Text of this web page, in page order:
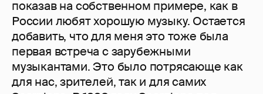
показав на собственном примере, как в
России любят хорошую музыку. Остается
добавить, что для меня это тоже была
первая встреча с зарубежными
музыкантами. Это было потрясающе как
для нас, зрителей, так и для самих